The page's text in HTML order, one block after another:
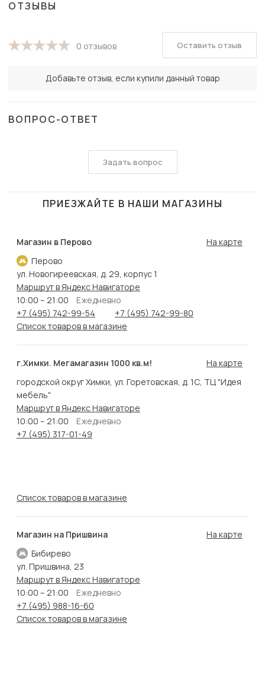
ОТЗЫВЫ
0 отзывов
Добавьте отзыв, если купили данный товар
Оставить отзыв
ВОПРОС-ОТВЕТ
Задать вопрос
ПРИЕЗЖАЙТЕ В НАШИ МАГАЗИНЫ
Магазин в Перово
Перово
На карте
ул. Новогиреевская, д. 29, корпус 1
Маршрут в Яндекс Навигаторе
10:00 – 21:00
Ежедневно
+7 (495) 742-99-54
+7 (495) 742-99-80
Список товаров в магазине
г.Химки. Мегамагазин 1000 кв.м!
На карте
городской округ Химки, ул. Горетовская, д. 1С, ТЦ "Идея
мебель"
Маршрут в Яндекс Навигаторе
10:00 – 21:00
Ежедневно
+7 (495) 317-01-49
Список товаров в магазине
Магазин на Пришвина
Бибирево
На карте
ул. Пришвина, 23
Маршрут в Яндекс Навигаторе
10:00 – 21:00
Ежедневно
+7 (495) 988-16-60
Список товаров в магазине